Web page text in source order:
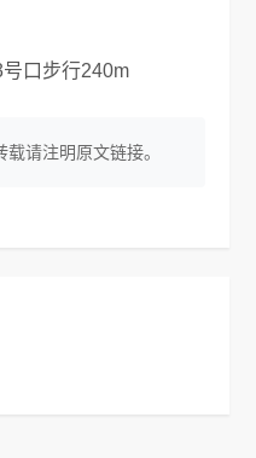
口步行240m
载请注明原文链接。